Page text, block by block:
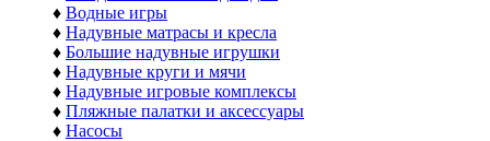
♦ Водные игры
♦ Надувные матрасы и кресла
♦ Большие надувные игрушки
♦ Надувные круги и мячи
♦ Надувные игровые комплексы
♦ Пляжные палатки и аксессуары
♦ Насосы